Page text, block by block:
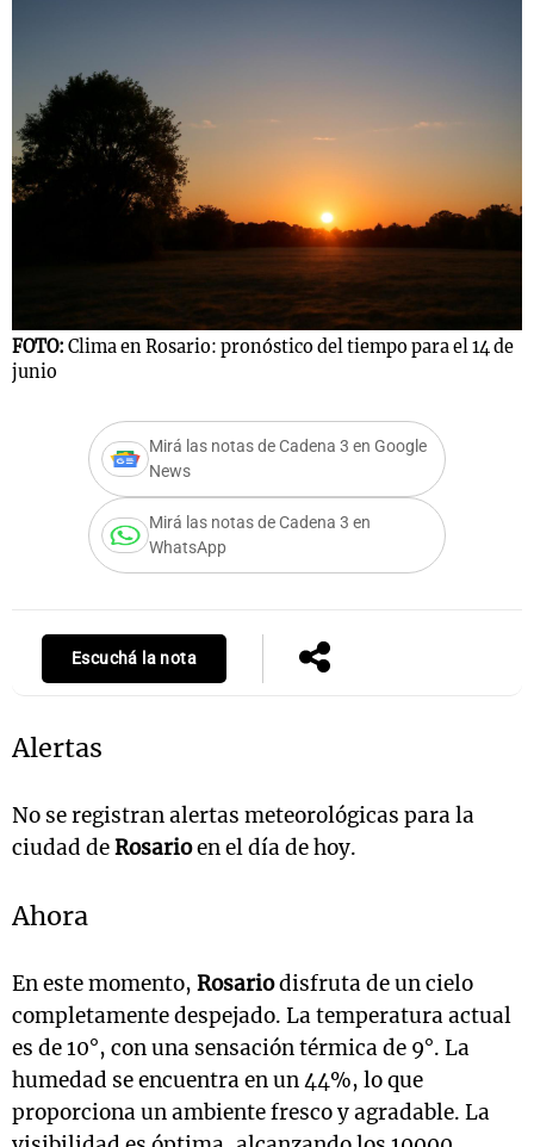
FOTO: Clima en Rosario: pronóstico del tiempo para el 14 de
junio
Mirá las notas de Cadena 3 en Google
News
Mirá las notas de Cadena 3 en
WhatsApp
Escuchá la nota
Alertas
No se registran alertas meteorológicas para la
ciudad deRosarioen el día de hoy.
Ahora
En este momento, Rosariodisfruta de un cielo
completamente despejado. La temperatura actual
es de 10°, con una sensación térmica de 9°. La
humedad se encuentra en un 44%, lo que
proporciona un ambiente fresco y agradable. La